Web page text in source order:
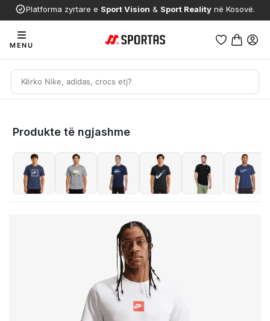
Platforma zyrtare e Sport Vision & Sport Reality në Kosovë.
MENU
Produkte të ngjashme